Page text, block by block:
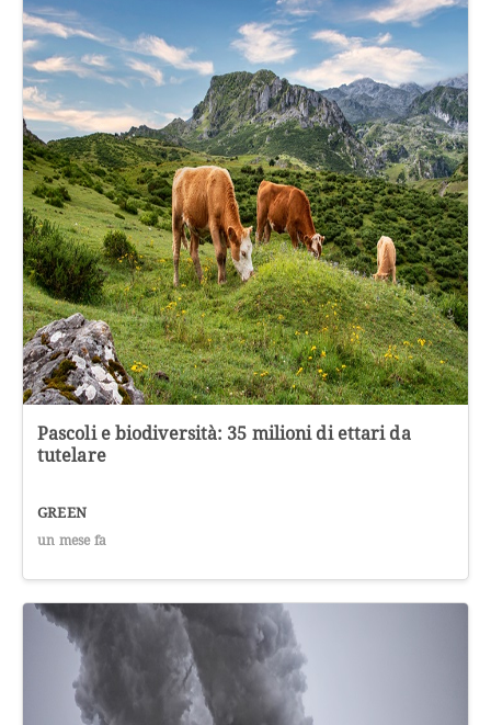
Pascoli e biodiversità: 35 milioni di ettari da
tutelare
GREEN
un mese fa